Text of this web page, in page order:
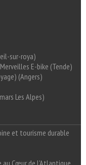
sur-roya)
E-bike (Tende)
(Angers)
Les Alpes)
et tourisme durable
au Cœur de l'Atlantique